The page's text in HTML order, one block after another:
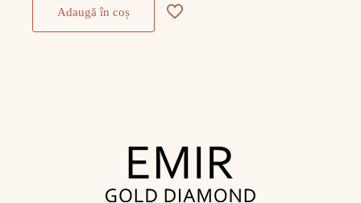
Adaugă în coș